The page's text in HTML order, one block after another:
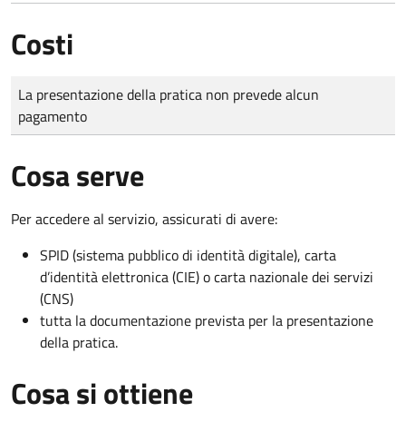
Costi
Tipo di pagamento
Importo
La presentazione della pratica non prevede alcun
pagamento
Cosa serve
Per accedere al servizio, assicurati di avere:
SPID (sistema pubblico di identità digitale), carta
d’identità elettronica (CIE) o carta nazionale dei servizi
(CNS)
tutta la documentazione prevista per la presentazione
della pratica.
Cosa si ottiene